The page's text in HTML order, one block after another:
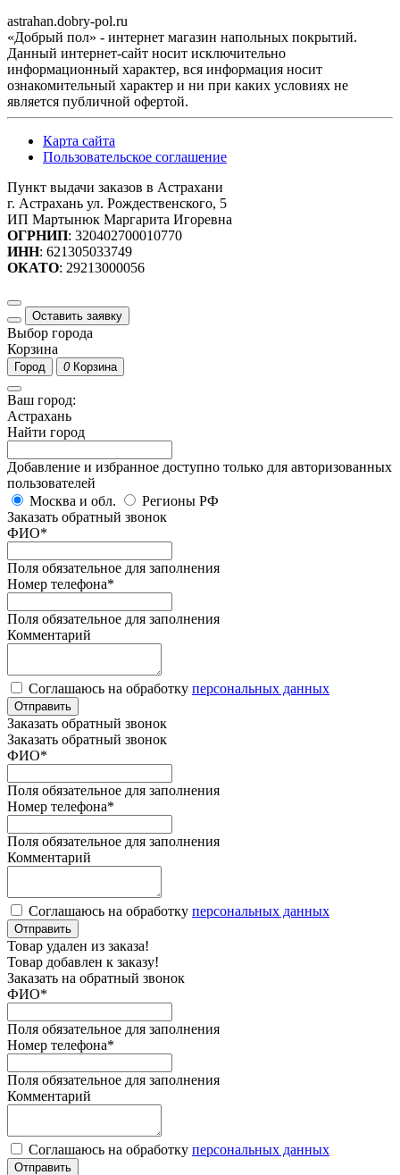
astrahan.dobry-pol.ru
«Добрый пол» - интернет магазин напольных покрытий.
Данный интернет-сайт носит исключительно
информационный характер, вся информация носит
ознакомительный характер и ни при каких условиях не
является публичной офертой.
Карта сайта
Пользовательское соглашение
Пункт выдачи заказов в Астрахани
г. Астрахань ул. Рождественского, 5
ИП Мартынюк Маргарита Игоревна
ОГРНИП: 320402700010770
ИНН: 621305033749
ОКАТО: 29213000056
Оставить заявку
Выбор города
Корзина
Город 0 Корзина
Ваш город:
Астрахань
Найти город
Добавление и избранное доступно только для авторизованных
пользователей
Москва и обл.
Регионы РФ
Заказать обратный звонок
ФИО*
Поля обязательное для заполнения
Номер телефона*
Поля обязательное для заполнения
Комментарий
Соглашаюсь на обработку персональных данных
Отправить
Заказать обратный звонок
Заказать обратный звонок
ФИО*
Поля обязательное для заполнения
Номер телефона*
Поля обязательное для заполнения
Комментарий
Соглашаюсь на обработку персональных данных
Отправить
Товар удален из заказа!
Товар добавлен к заказу!
Заказать на обратный звонок
ФИО*
Поля обязательное для заполнения
Номер телефона*
Поля обязательное для заполнения
Комментарий
Соглашаюсь на обработку персональных данных
Отправить